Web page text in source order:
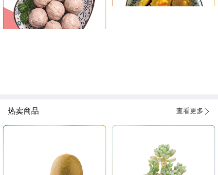
热卖商品 查看更多